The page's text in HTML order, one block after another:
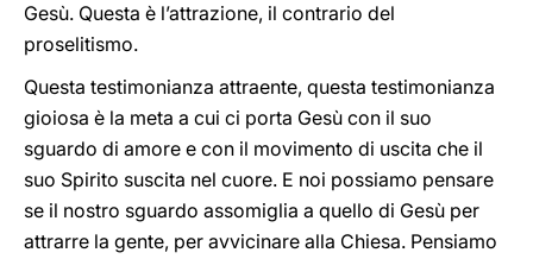
Gesù. Questa è l’attrazione, il contrario del
proselitismo.
Questa testimonianza attraente, questa testimonianza
gioiosa è la meta a cui ci porta Gesù con il suo
sguardo di amore e con il movimento di uscita che il
suo Spirito suscita nel cuore. E noi possiamo pensare
se il nostro sguardo assomiglia a quello di Gesù per
attrarre la gente, per avvicinare alla Chiesa. Pensiamo